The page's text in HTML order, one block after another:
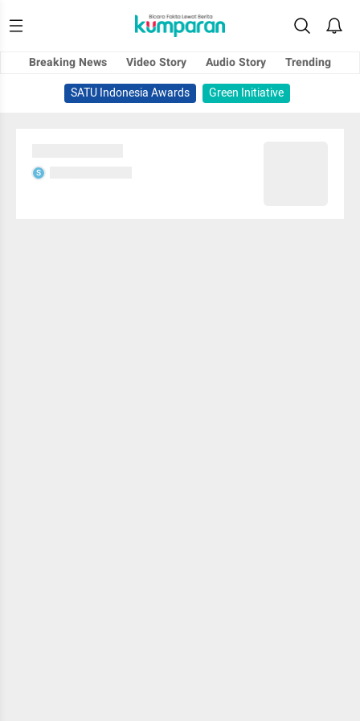
Breaking News Video Story Audio Story
Trending
SATU Indonesia Awards
Green Initiative
S